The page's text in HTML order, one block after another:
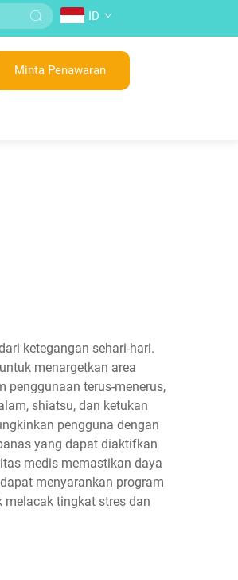
ID
Minta Penawaran
ketegangan sehari-hari.
menargetkan area
terus-menerus,
shiatsu, dan ketukan
pengguna dengan
yang dapat diaktifkan
medis memastikan daya
menyarankan program
tingkat stres dan